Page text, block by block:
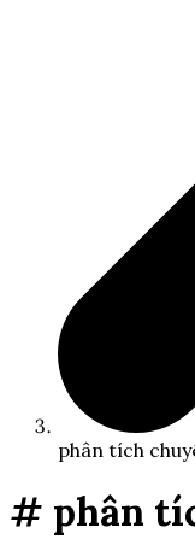
phân tích
# phân